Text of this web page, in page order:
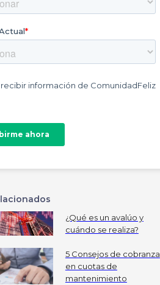
¿Qué es un avalúo y
cuándo se realiza?
5 Consejos de cobranza
en cuotas de
mantenimiento